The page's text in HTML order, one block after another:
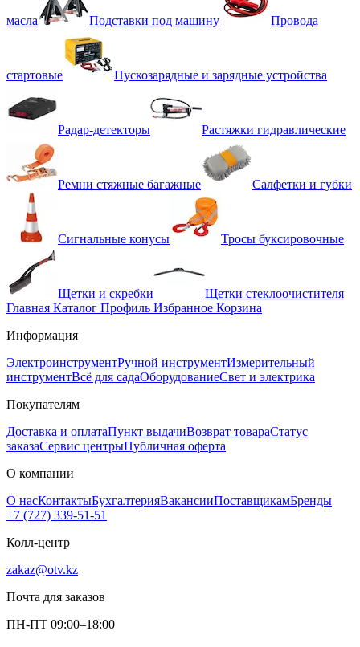
масла Подставки под машину Провода
стартовые Пускозарядные и зарядные устройства
Радар-детекторы Растяжки гидравлические
Ремни стяжные багажные Салфетки и губки
Сигнальные конусы Тросы буксировочные
Щетки и скребки
Щетки стеклоочистителя
Главная Каталог Профиль Избранное Корзина
Информация
ЭлектроинструментРучной инструментИзмерительный
инструментВсё для садаОборудованиеСвет и электрика
Покупателям
Доставка и оплатаПункт выдачиВозврат товараСтатус
заказаСервис центрыПубличная оферта
О компании
О насКонтактыБухгалтерияВакансииПоставщикамБренды
+7 (727) 339-51-51
Колл-центр
zakaz@otv.kz
Почта для заказов
ПН-ПТ 09:00–18:00